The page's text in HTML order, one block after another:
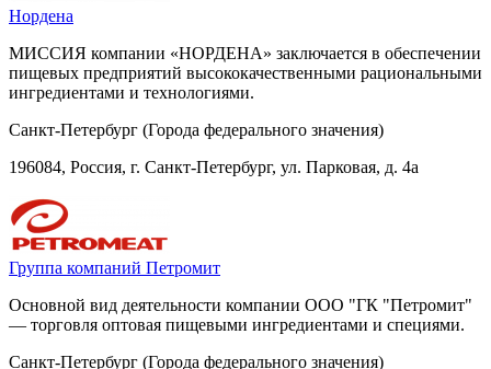
Нордена
МИССИЯ компании «НОРДЕНА» заключается в обеспечении
пищевых предприятий высококачественными рациональными
ингредиентами и технологиями.
Санкт-Петербург (Города федерального значения)
196084, Россия, г. Санкт-Петербург, ул. Парковая, д. 4а
Группа компаний Петромит
Основной вид деятельности компании ООО "ГК "Петромит"
— торговля оптовая пищевыми ингредиентами и специями.
Санкт-Петербург (Города федерального значения)